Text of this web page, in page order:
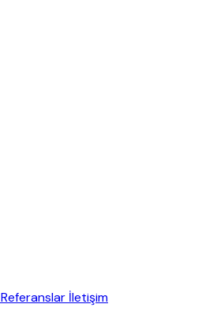
Referanslar İletişim